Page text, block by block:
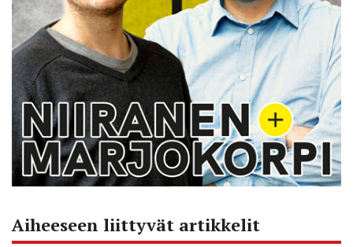
Aiheeseen liittyvät artikkelit